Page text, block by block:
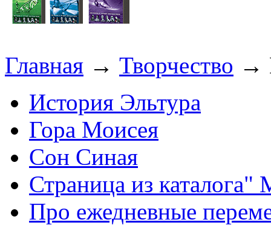
Главная → Творчество →
История Эльтура
Гора Моисея
Сон Синая
Страница из каталога"
Про ежедневные